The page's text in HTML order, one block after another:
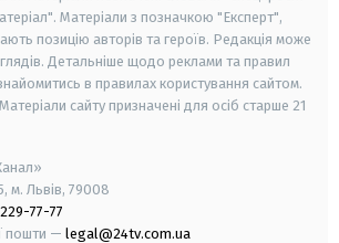
Матеріали з позначкою "Експерт",
позицію авторів та героїв. Редакція може
Детальніше щодо реклами та правил
в правилах користування сайтом.
Матеріали сайту призначені для осіб старше 21
м. Львів, 79008
77-77
пошти — legal@24tv.com.ua